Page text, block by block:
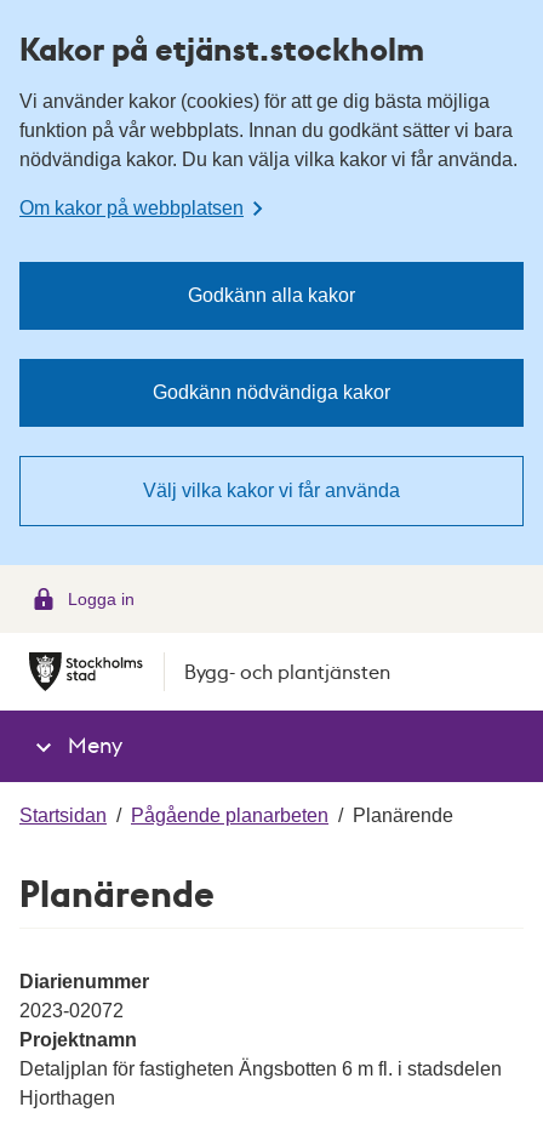
Kakor på etjänst.stockholm
Vi använder kakor (cookies) för att ge dig bästa möjliga
funktion på vår webbplats. Innan du godkänt sätter vi bara
nödvändiga kakor. Du kan välja vilka kakor vi får använda.
Om kakor på webbplatsen
Godkänn alla kakor
Godkänn nödvändiga kakor
Välj vilka kakor vi får använda
Logga in
Bygg- och plantjänsten
Meny
Startsidan / Pågående planarbeten / Planärende
Planärende
Diarienummer
2023-02072
Projektnamn
Detaljplan för fastigheten Ängsbotten 6 m fl. i stadsdelen
Hjorthagen